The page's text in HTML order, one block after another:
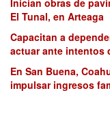
El Tunal, en Arteaga
Capacitan a
actuar ante intentos
En San Buena,
impulsar ingresos